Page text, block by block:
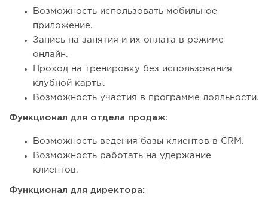
Возможность использовать мобильное
приложение.
Запись на занятия и их оплата в режиме
онлайн.
Проход на тренировку без использования
клубной карты.
Возможность участия в программе лояльности.
Функционал для отдела продаж:
Возможность ведения базы клиентов в CRM.
Возможность работать на удержание
клиентов.
Функционал для директора: